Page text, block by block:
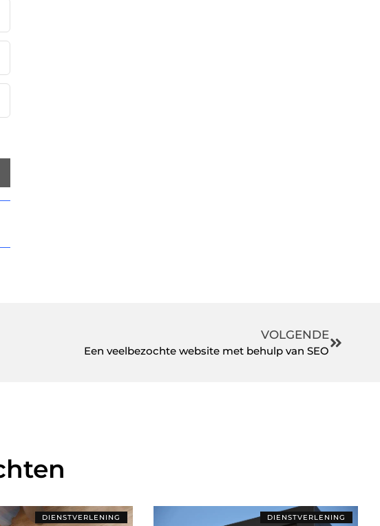
VOLGENDE
Een veelbezochte website met behulp van SEO
DIENSTVERLENING DIENSTVERLENING